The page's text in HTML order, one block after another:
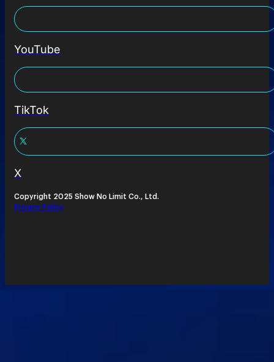
YouTube
TikTok
X
Copyright 2025 Show No Limit Co., Ltd.
Privacy Policy